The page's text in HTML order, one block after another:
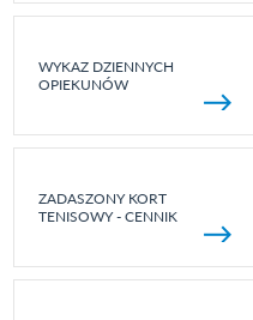
WYKAZ DZIENNYCH
OPIEKUNÓW
ZADASZONY KORT
TENISOWY - CENNIK